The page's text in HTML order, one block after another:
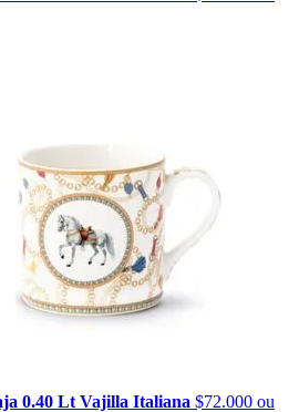
0.40 Lt Vajilla Italiana $72.000 ou